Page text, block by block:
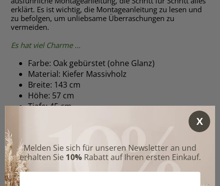
erklärt. Es ist wichtig, die Montageanleitung zu lesen und
zu befolgen, um unliebsame Überraschungen zu
vermeiden.
Es hat viel Charme ...
Farbe: Oak gebürstet (ohne Glanz)
Material: Kiefer Massivholz
Breite: 143 cm
Höhe: 57 cm
Tiefe: 45 cm
Innenmaße Schublade: Höhe ca. 10,5 cm / Breite
cm / Tiefe ca. 45 cm
Passend zu diesem Lowboard bietet die Charme-Serie
weitere kombinierbare Möbel für die perfekte
Ausgestaltung eines jeden Wohnbereiches.